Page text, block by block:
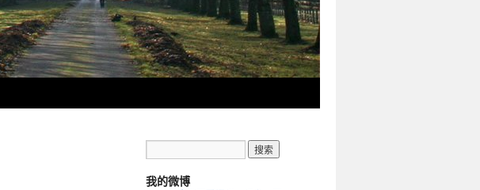
我的微博